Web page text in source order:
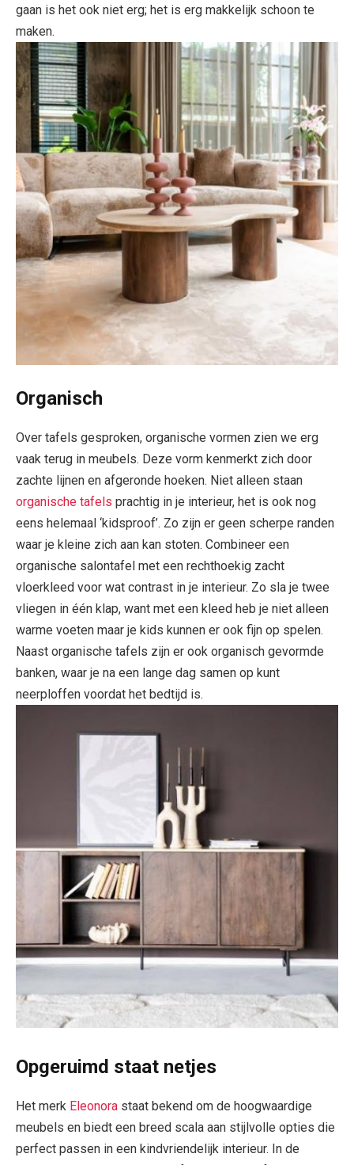
gaan is het ook niet erg; het is erg makkelijk schoon te
maken.
Organisch
Over tafels gesproken, organische vormen zien we erg
vaak terug in meubels. Deze vorm kenmerkt zich door
zachte lijnen en afgeronde hoeken. Niet alleen staan
organische tafels prachtig in je interieur, het is ook nog
eens helemaal ‘kidsproof’. Zo zijn er geen scherpe randen
waar je kleine zich aan kan stoten. Combineer een
organische salontafel met een rechthoekig zacht
vloerkleed voor wat contrast in je interieur. Zo sla je twee
vliegen in één klap, want met een kleed heb je niet alleen
warme voeten maar je kids kunnen er ook fijn op spelen.
Naast organische tafels zijn er ook organisch gevormde
banken, waar je na een lange dag samen op kunt
neerploffen voordat het bedtijd is.
Opgeruimd staat netjes
Het merk Eleonora staat bekend om de hoogwaardige
meubels en biedt een breed scala aan stijlvolle opties die
perfect passen in een kindvriendelijk interieur. In de